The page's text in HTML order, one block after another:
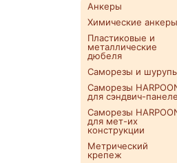
Анкеры
Химические анкеры
Пластиковые и
металлические
дюбеля
Саморезы и
Саморезы
для сэндвич-
Саморезы
для мет-их
конструкции
Метрический
крепеж